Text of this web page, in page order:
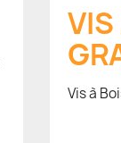
VIS
Vis à